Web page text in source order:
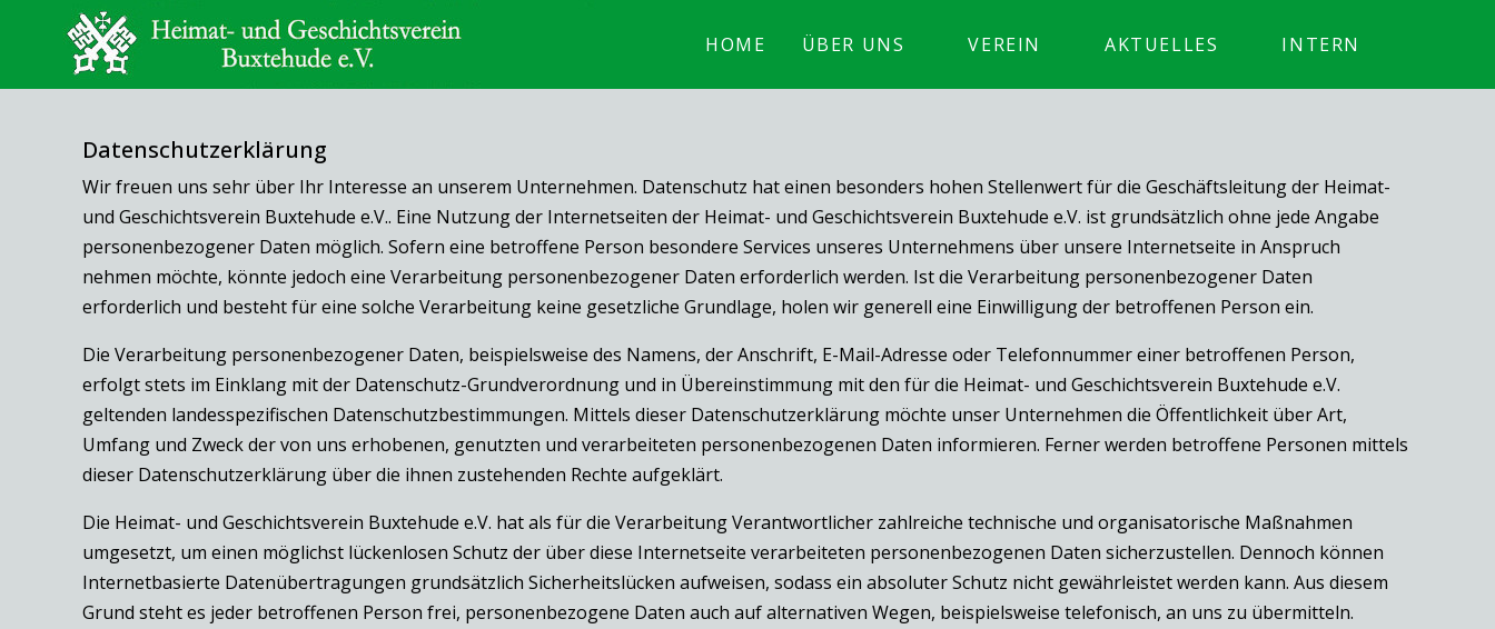
HOME ÜBER UNS VEREIN AKTUELLES INTERN
Datenschutzerklärung
Wir freuen uns sehr über Ihr Interesse an unserem Unternehmen. Datenschutz hat einen besonders hohen Stellenwert für die Geschäftsleitung der Heimat-
und Geschichtsverein Buxtehude e.V.. Eine Nutzung der Internetseiten der Heimat- und Geschichtsverein Buxtehude e.V. ist grundsätzlich ohne jede Angabe
personenbezogener Daten möglich. Sofern eine betroffene Person besondere Services unseres Unternehmens über unsere Internetseite in Anspruch
nehmen möchte, könnte jedoch eine Verarbeitung personenbezogener Daten erforderlich werden. Ist die Verarbeitung personenbezogener Daten
erforderlich und besteht für eine solche Verarbeitung keine gesetzliche Grundlage, holen wir generell eine Einwilligung der betroffenen Person ein.
Die Verarbeitung personenbezogener Daten, beispielsweise des Namens, der Anschrift, E-Mail-Adresse oder Telefonnummer einer betroffenen Person,
erfolgt stets im Einklang mit der Datenschutz-Grundverordnung und in Übereinstimmung mit den für die Heimat- und Geschichtsverein Buxtehude e.V.
geltenden landesspezifischen Datenschutzbestimmungen. Mittels dieser Datenschutzerklärung möchte unser Unternehmen die Öffentlichkeit über Art,
Umfang und Zweck der von uns erhobenen, genutzten und verarbeiteten personenbezogenen Daten informieren. Ferner werden betroffene Personen mittels
dieser Datenschutzerklärung über die ihnen zustehenden Rechte aufgeklärt.
Die Heimat- und Geschichtsverein Buxtehude e.V. hat als für die Verarbeitung Verantwortlicher zahlreiche technische und organisatorische Maßnahmen
umgesetzt, um einen möglichst lückenlosen Schutz der über diese Internetseite verarbeiteten personenbezogenen Daten sicherzustellen. Dennoch können
Internetbasierte Datenübertragungen grundsätzlich Sicherheitslücken aufweisen, sodass ein absoluter Schutz nicht gewährleistet werden kann. Aus diesem
Grund steht es jeder betroffenen Person frei, personenbezogene Daten auch auf alternativen Wegen, beispielsweise telefonisch, an uns zu übermitteln.